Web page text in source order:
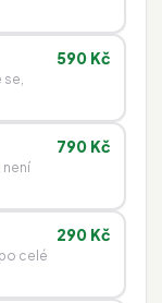
se,
590 Kč
není
790 Kč
celé
290 Kč